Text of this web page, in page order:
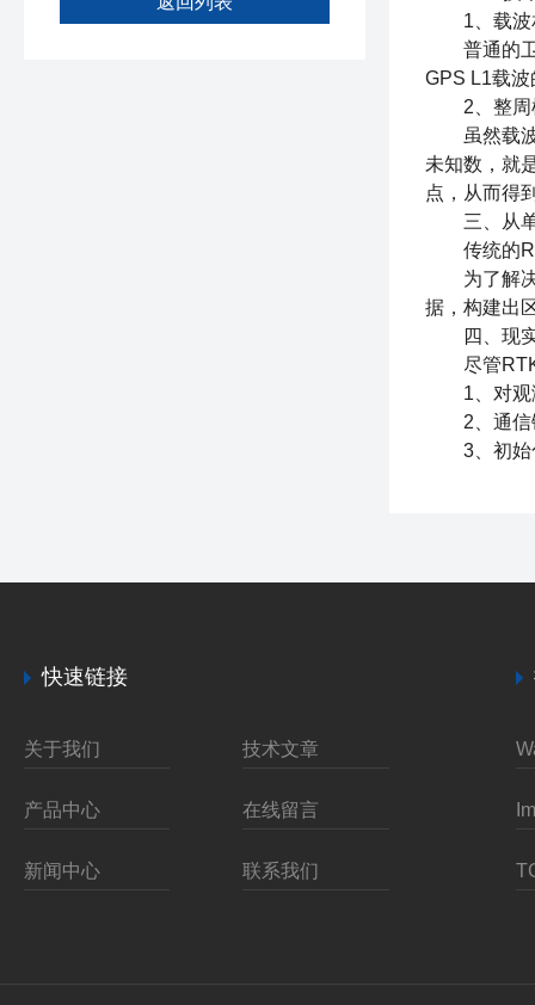
1、载波相
普通的卫
GPS L1载波
2、整周
虽然载波
未知数，就
点，从而得
三、从单
传统的
为了解决
据，构建出
四、现实
尽管RTK
1、对观测
2、通信链
3、初始化
快速链接
关于我们 技术文章
产品中心 在线留言
新闻中心 联系我们